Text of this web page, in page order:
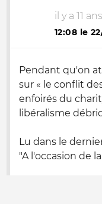
il y a 11 ans
12:08 le
Pendant qu'on
sur « le conflit
enfoirés du
libéralisme
Lu dans le
"A l'occasion de